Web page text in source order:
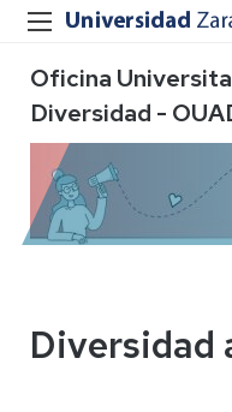
Oficina
Diversidad -
Diversidad